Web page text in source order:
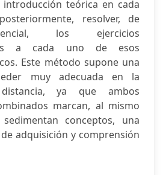
introducción teórica en cada
resolver, de
los ejercicios
a cada uno de esos
Este método supone una
muy adecuada en la
ya que ambos
marcan, al mismo
conceptos, una
adquisición y comprensión